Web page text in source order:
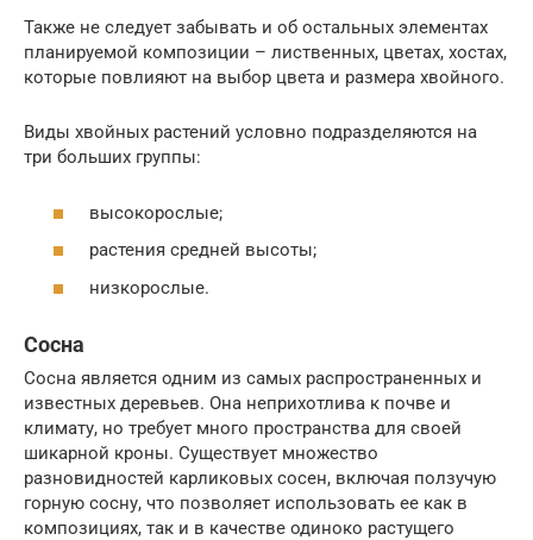
Также не следует забывать и об остальных элементах
планируемой композиции – лиственных, цветах, хостах,
которые повлияют на выбор цвета и размера хвойного.
Виды хвойных растений условно подразделяются на
три больших группы:
высокорослые;
растения средней высоты;
низкорослые.
Сосна
Сосна является одним из самых распространенных и
известных деревьев. Она неприхотлива к почве и
климату, но требует много пространства для своей
шикарной кроны. Существует множество
разновидностей карликовых сосен, включая ползучую
горную сосну, что позволяет использовать ее как в
композициях, так и в качестве одиноко растущего